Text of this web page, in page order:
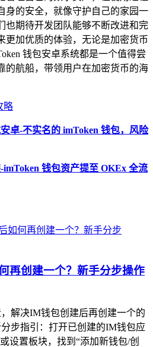
身的安全，就像守护自己的家园一
也期待开发团队能够不断改进和完
更加优质的体验，无论是加密货币
钱包安卓系统都是一个值得尝
的航船，带领用户在加密货币的海
略
卓-不实名的 imToken 钱包，风险
imToken 钱包资产提至 OKEx 全流
再创建一个？新手分步操作
解决IM钱包创建后再创建一个的
步指引：打开已创建的IM钱包应
设置板块，找到“添加新钱包/创